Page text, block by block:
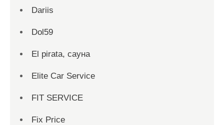
Dariis
Dol59
El pirata, сауна
Elite Car Service
FIT SERVICE
Fix Price